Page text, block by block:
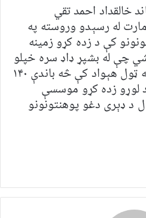
خالقداد احمد تقي
له رسېدو وروسته په
کې د زده کړو زمینه
چې له بشپړ ډاډ سره خپلو
درسونو ته دوام ورکړي. په ټول هېواد کې څه باندې ۱۴۰
لوړو زده کړو موسسې
د ډېری دغو پوهنتونونو